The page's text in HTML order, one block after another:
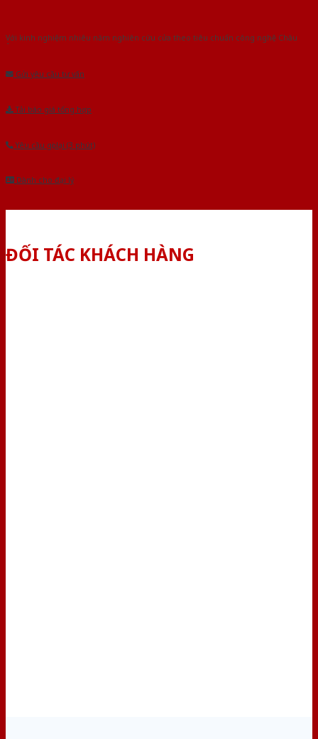
Với kinh nghiệm nhiêu năm nghiên cứu cửa theo tiêu chuẩn công nghệ Châu
Âu.Chúng tôi tự tin là nhà sản xuất & cung cấp hàng đầu tại Việt Nam!
Gửi yêu cầu tư vấn
Tải báo giá tổng hợp
Yêu cầu gọi lại (3 phút)
Dành cho đại lý
ĐỐI TÁC KHÁCH HÀNG